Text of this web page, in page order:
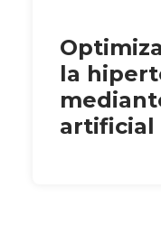
la
artificial